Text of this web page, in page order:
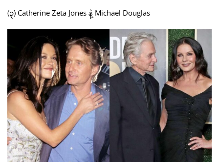
(၃) Catherine Zeta Jones နဲ့ Michael Douglas